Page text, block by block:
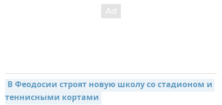
В Феодосии строят новую школу со стадионом и
теннисными кортами